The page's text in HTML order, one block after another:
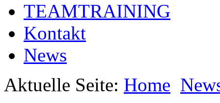
TEAMTRAINING
Kontakt
News
Aktuelle Seite: Home